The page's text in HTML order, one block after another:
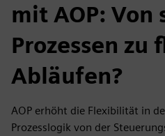
mit AOP: Von
Prozessen zu
Abläufen?
AOP erhöht die Flexibilität in
Prozesslogik von der